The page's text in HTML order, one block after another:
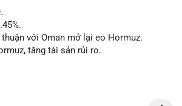
với Oman mở lại eo Hormuz.
tăng tài sản rủi ro.